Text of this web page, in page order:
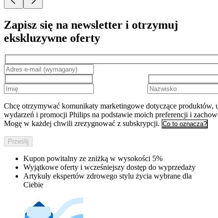
Zapisz się na newsletter i otrzymuj
ekskluzywne oferty
Chcę otrzymywać komunikaty marketingowe dotyczące produktów,
wydarzeń i promocji Philips na podstawie moich preferencji i
Mogę w każdej chwili zrezygnować z subskrypcji. Co to oznacza?
Prześlij
Kupon powitalny ze zniżką w wysokości 5%
Wyjątkowe oferty i wcześniejszy dostęp do wyprzedaży
Artykuły ekspertów zdrowego stylu życia wybrane dla
Ciebie